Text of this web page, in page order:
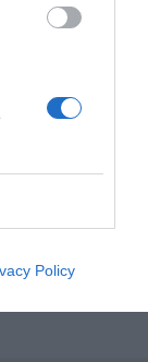
Policy
är en